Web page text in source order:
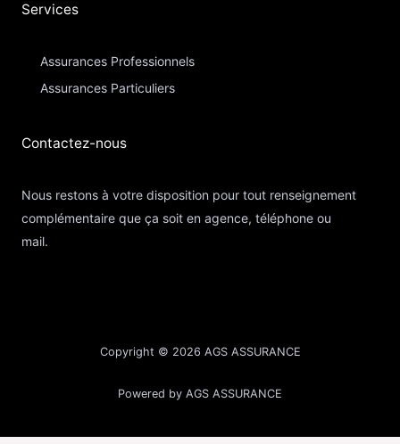
Services
Assurances Professionnels
Assurances Particuliers​
Contactez-nous​
Nous restons à votre disposition pour tout renseignement
complémentaire que ça soit en agence, téléphone ou
mail.
Copyright © 2026 AGS ASSURANCE
Powered by AGS ASSURANCE